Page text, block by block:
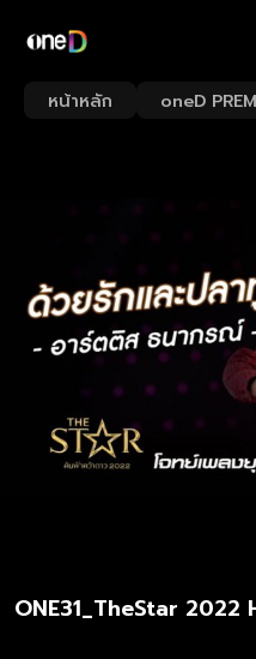
หน้าหลัก oneD
ONE31_TheStar 2022